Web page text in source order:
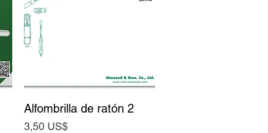
Vista rápida
Alfombrilla de ratón 2
Precio
3,50 US$